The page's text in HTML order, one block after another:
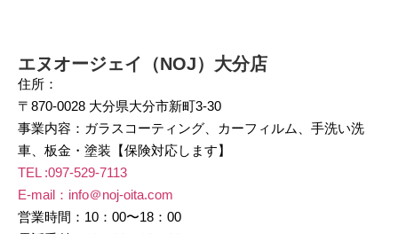
エヌオージェイ（NOJ）大分店
住所：
〒870-0028 大分県大分市新町3-30
事業内容：ガラスコーティング、カーフィルム、手洗い洗
車、板金・塗装【保険対応します】
TEL :097-529-7113
E-mail：info＠noj-oita.com
営業時間：10：00〜18：00